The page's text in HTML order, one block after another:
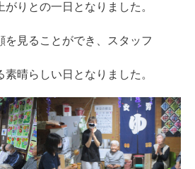
りとの一日となりました。
を見ることができ、スタッフ
晴らしい日となりました。